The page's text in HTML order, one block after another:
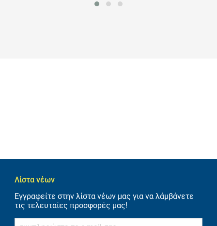
Λίστα νέων
Εγγραφείτε στην λίστα νέων μας για να λάμβάνετε
τις τελευταίες προσφορές μας!